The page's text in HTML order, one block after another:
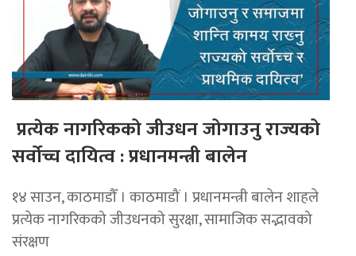
प्रत्येक नागरिकको जीउधन जोगाउनु राज्यको
सर्वोच्च दायित्व : प्रधानमन्त्री बालेन
१४ साउन, काठमाडौँ । काठमाडौं । प्रधानमन्त्री बालेन शाहले
प्रत्येक नागरिकको जीउधनको सुरक्षा, सामाजिक सद्भावको
संरक्षण